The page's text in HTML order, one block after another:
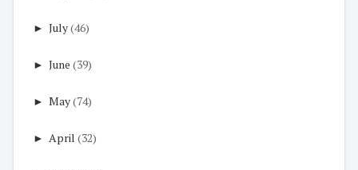
► July(46)
► June (39)
► May(74)
► April (32)